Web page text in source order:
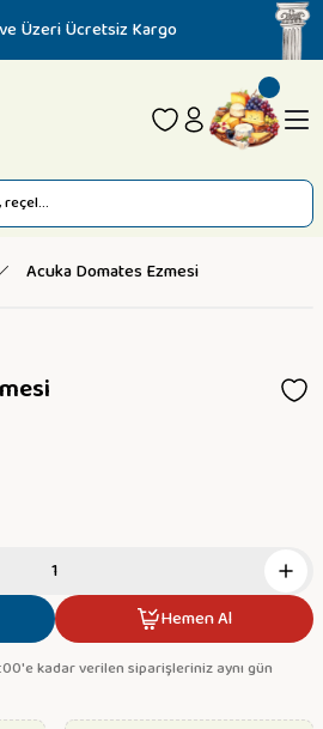
Üzeri Ücretsiz Kargo
Acuka Domates Ezmesi
Hemen Al
kadar verilen siparişleriniz aynı gün